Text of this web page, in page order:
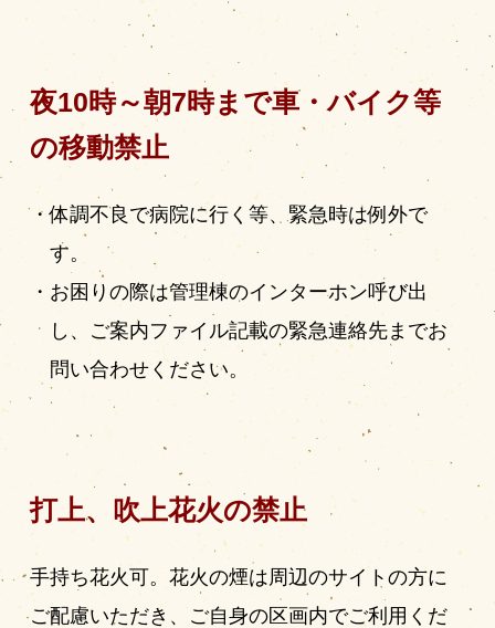
夜10時～朝7時まで車・バイク等
の移動禁止
体調不良で病院に行く等、緊急時は例外で
す。
お困りの際は管理棟のインターホン呼び出
し、ご案内ファイル記載の緊急連絡先までお
問い合わせください。
打上、吹上花火の禁止
手持ち花火可。花火の煙は周辺のサイトの方に
ご配慮いただき、ご自身の区画内でご利用くだ